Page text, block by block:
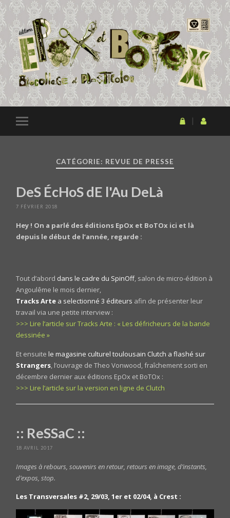
CATÉGORIE: REVUE DE PRESSE
DeS ÉcHoS dE l'Au DeLà
7 FÉVRIER 2018
Hey ! On a parlé des éditions EpOx et BoTOx ici et là
depuis le début de l’année, regarde :
Tout d’abord dans le cadre du SpinOff, salon de micro-édition à
Angoulême le mois dernier,
Tracks Arte a selectionné 3 éditeurs afin de présenter leur
travail via une petite interview :
>>> Lire l’article sur Tracks Arte : « Les défricheurs de la bande
dessinée »
Et ensuitele magasine culturel toulousain Clutch a flashé sur
Strangers, l’ouvrage de Theo Vonwood, fraîchement sorti en
décembre dernier aux éditions EpOx et BoTOx :
>>> Lire l’article sur la version en ligne de Clutch
:: ReSSaC ::
18 AVRIL 2017
Images à rebours, souvenirs en retour, retours en image, d’instants,
d’expos, stop.
Les Transversales #2, 29/03, 1er et 02/04, à Crest :